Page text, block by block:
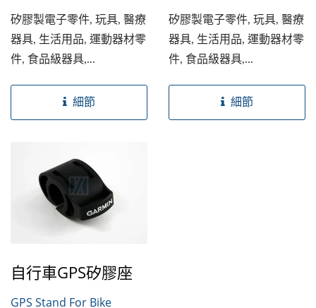
矽膠製電子零件, 玩具, 醫療
器具, 生活用品, 運動器材零
件, 食品級器具,...
細節
矽膠製電子零件, 玩具, 醫療
器具, 生活用品, 運動器材零
件, 食品級器具,...
細節
自行車GPS矽膠座
GPS Stand For Bike